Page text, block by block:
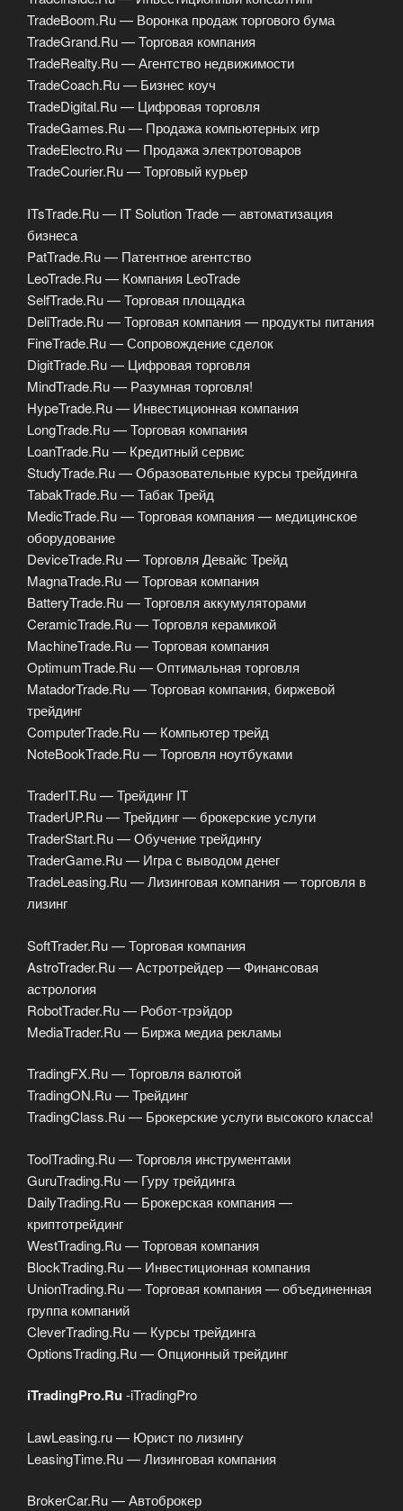
TradeBoom.Ru — Воронка продаж торгового бума
TradeGrand.Ru — Торговая компания
TradeRealty.Ru — Агентство недвижимости
TradeCoach.Ru — Бизнес коуч
TradeDigital.Ru — Цифровая торговля
TradeGames.Ru — Продажа компьютерных игр
TradeElectro.Ru — Продажа электротоваров
TradeCourier.Ru — Торговый курьер
ITsTrade.Ru — IT Solution Trade — автоматизация
бизнеса
PatTrade.Ru — Патентное агентство
LeoTrade.Ru — Компания LeoTrade
SelfTrade.Ru — Торговая площадка
DeliTrade.Ru — Торговая компания — продукты питания
FineTrade.Ru — Сопровождение сделок
DigitTrade.Ru — Цифровая торговля
MindTrade.Ru — Разумная торговля!
HypeTrade.Ru — Инвестиционная компания
LongTrade.Ru — Торговая компания
LoanTrade.Ru — Кредитный сервис
StudyTrade.Ru — Образовательные курсы трейдинга
TabakTrade.Ru — Табак Трейд
MedicTrade.Ru — Торговая компания — медицинское
оборудование
DeviceTrade.Ru — Торговля Девайс Трейд
MagnaTrade.Ru — Торговая компания
BatteryTrade.Ru — Торговля аккумуляторами
CeramicTrade.Ru — Торговля керамикой
MachineTrade.Ru — Торговая компания
OptimumTrade.Ru — Оптимальная торговля
MatadorTrade.Ru — Торговая компания, биржевой
трейдинг
ComputerTrade.Ru — Компьютер трейд
NoteBookTrade.Ru — Торговля ноутбуками
TraderIT.Ru — Трейдинг IT
TraderUP.Ru — Трейдинг — брокерские услуги
TraderStart.Ru — Обучение трейдингу
TraderGame.Ru — Игра с выводом денег
TradeLeasing.Ru — Лизинговая компания — торговля в
лизинг
SoftTrader.Ru — Торговая компания
AstroTrader.Ru — Астротрейдер — Финансовая
астрология
RobotTrader.Ru — Робот-трэйдор
MediaTrader.Ru — Биржа медиа рекламы
TradingFX.Ru — Торговля валютой
TradingON.Ru — Трейдинг
TradingClass.Ru — Брокерские услуги высокого класса!
ToolTrading.Ru — Торговля инструментами
GuruTrading.Ru — Гуру трейдинга
DailyTrading.Ru — Брокерская компания —
криптотрейдинг
WestTrading.Ru — Торговая компания
BlockTrading.Ru — Инвестиционная компания
UnionTrading.Ru — Торговая компания — объединенная
группа компаний
CleverTrading.Ru — Курсы трейдинга
OptionsTrading.Ru — Опционный трейдинг
iTradingPro.Ru -iTradingPro
LawLeasing.ru — Юрист по лизингу
LeasingTime.Ru — Лизинговая компания
BrokerCar.Ru — Автоброкер